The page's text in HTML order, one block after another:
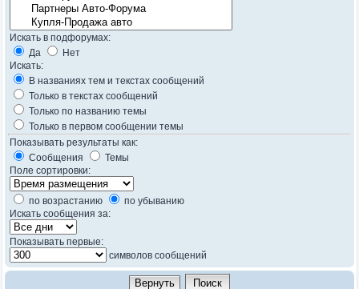
Искать в подфорумах:
Да
Нет
Искать:
В названиях тем и текстах сообщений
Только в текстах сообщений
Только по названию темы
Только в первом сообщении темы
Показывать результаты как:
Сообщения
Темы
Поле сортировки:
по возрастанию
по убыванию
Искать сообщения за:
Показывать первые:
символов сообщений